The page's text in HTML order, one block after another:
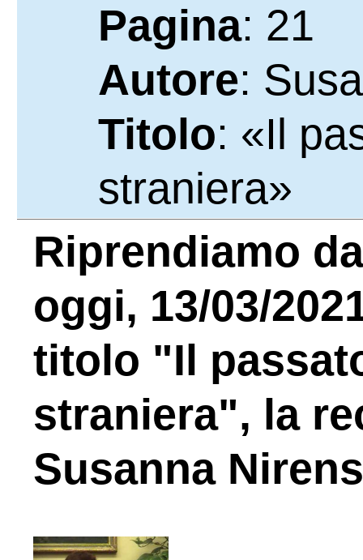
Pagina: 21
Autore:
Titolo: «Il
straniera»
Riprendiamo
oggi, 13/03/
titolo "Il
straniera", la
Susanna